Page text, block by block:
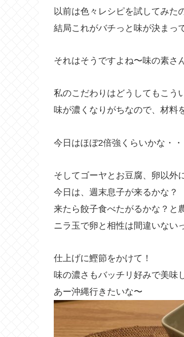
以前は色々レシピを試してみた
結局これがバチっと味が決まっ
それはそうですよね〜味の素さ
私のこだわりはどうしてもこう
味が濃くなりがちなので、材料
今日はほぼ2倍強くらいかな・・
そしてゴーヤとお豆腐、卵以外
今日は、週末息子が来るかな？
来たら餃子食べたがるかな？と
ニラ玉で卵と相性は間違いない
仕上げに鰹節をかけて！
味の濃さもバッチリ好みで美味
あー沖縄行きたいな〜